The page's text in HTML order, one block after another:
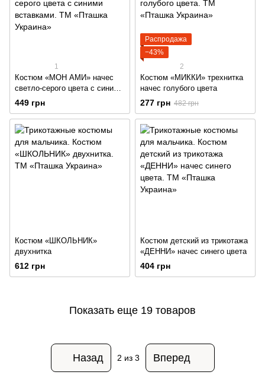
1
Костюм «МОН АМИ» начес
светло-серого цвета с синими
вставками
449 грн
Распродажа
−43%
2
Костюм «МИККИ» трехнитка
начес голубого цвета
277 грн 482 грн
Костюм «ШКОЛЬНИК»
двухнитка
612 грн
Костюм детский из трикотажа
«ДЕННИ» начес синего цвета
404 грн
Показать еще 19 товаров
Назад 2 из 3 Вперед